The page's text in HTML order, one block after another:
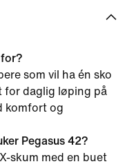
for?
som vil ha én sko
for daglig løping på
komfort og
Pegasus 42?
skum med en buet